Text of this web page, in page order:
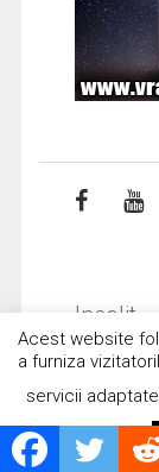
Insolit
Acest website
a furniza
servicii